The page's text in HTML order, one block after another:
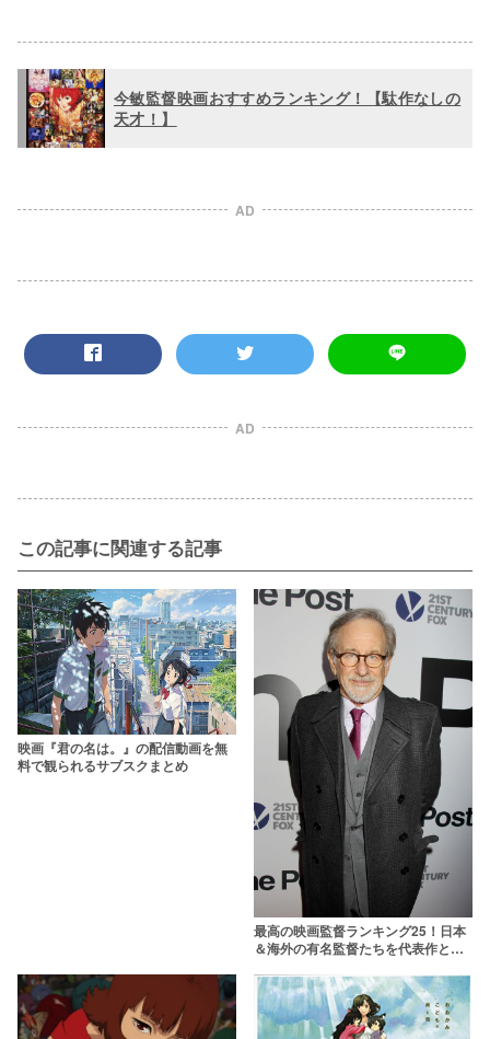
今敏監督映画おすすめランキング！【駄作なしの
天才！】
AD
AD
この記事に関連する記事
映画『君の名は。』の配信動画を無
料で観られるサブスクまとめ
最高の映画監督ランキング25！日本
＆海外の有名監督たちを代表作とと